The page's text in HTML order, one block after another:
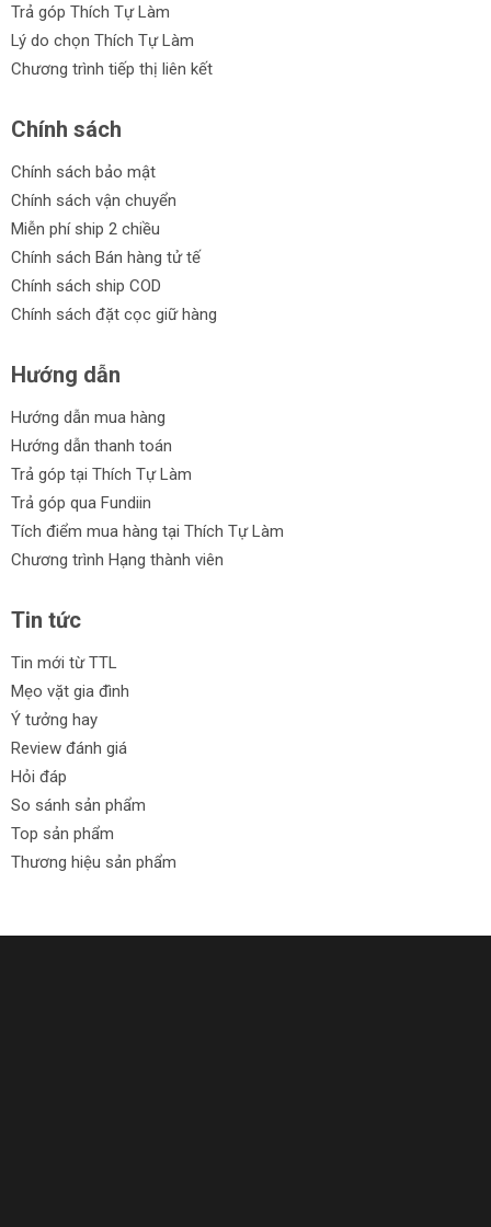
Trả góp Thích Tự Làm
Lý do chọn Thích Tự Làm
Chương trình tiếp thị liên kết
Chính sách
Chính sách bảo mật
Chính sách vận chuyển
Miễn phí ship 2 chiều
Chính sách Bán hàng tử tế
Chính sách ship COD
Chính sách đặt cọc giữ hàng
Hướng dẫn
Hướng dẫn mua hàng
Hướng dẫn thanh toán
Trả góp tại Thích Tự Làm
Trả góp qua Fundiin
Tích điểm mua hàng tại Thích Tự Làm
Chương trình Hạng thành viên
Tin tức
Tin mới từ TTL
Mẹo vặt gia đình
Ý tưởng hay
Review đánh giá
Hỏi đáp
So sánh sản phẩm
Top sản phẩm
Thương hiệu sản phẩm